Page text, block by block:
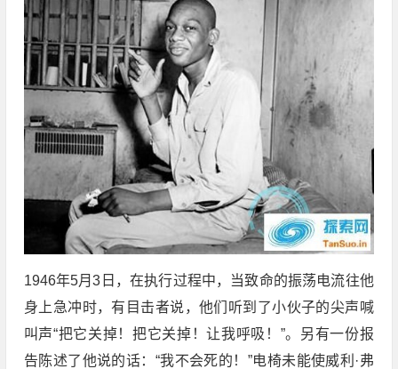
1946年5月3日，在执行过程中，当致命的振荡电流往他
身上急冲时，有目击者说，他们听到了小伙子的尖声喊
叫声“把它关掉！把它关掉！让我呼吸！”。另有一份报
告陈述了他说的话：“我不会死的！”电椅未能使威利·弗